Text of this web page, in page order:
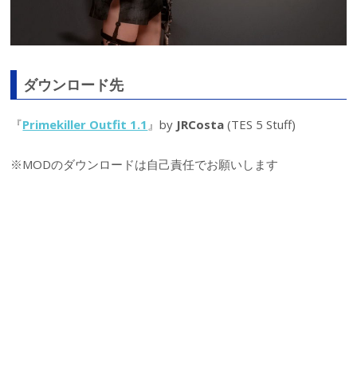
ダウンロード先
『Primekiller Outfit 1.1 』by JRCosta (TES 5 Stuff)
※MODのダウンロードは自己責任でお願いします